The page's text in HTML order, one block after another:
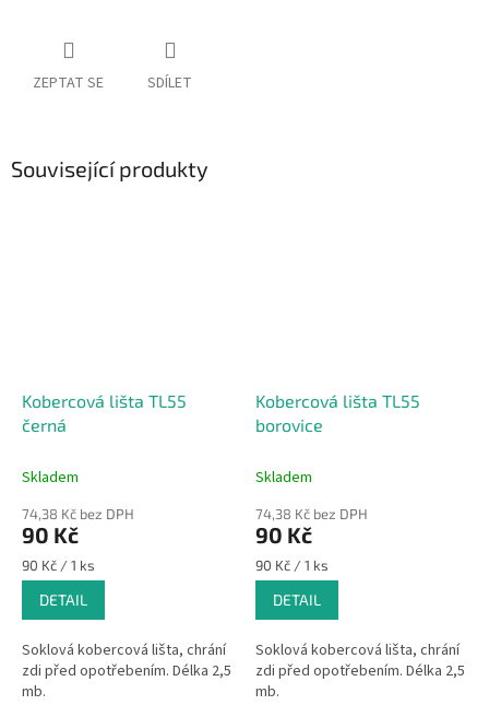
ZEPTAT SE SDÍLET
Související produkty
Kobercová lišta TL55
černá
Skladem
74,38 Kč bez DPH
90 Kč
Měrná
cena:
90 Kč / 1 ks
DETAIL
Soklová kobercová lišta, chrání
zdi před opotřebením. Délka 2,5
mb.
Kobercová lišta TL55
borovice
Skladem
74,38 Kč bez DPH
90 Kč
Měrná
cena:
90 Kč / 1 ks
DETAIL
Soklová kobercová lišta, chrání
zdi před opotřebením. Délka 2,5
mb.